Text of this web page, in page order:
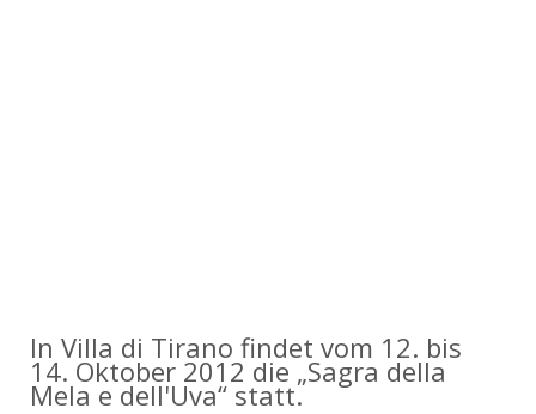
In Villa di Tirano findet vom 12. bis
14. Oktober 2012 die „Sagra della
Mela e dell'Uva“ statt.